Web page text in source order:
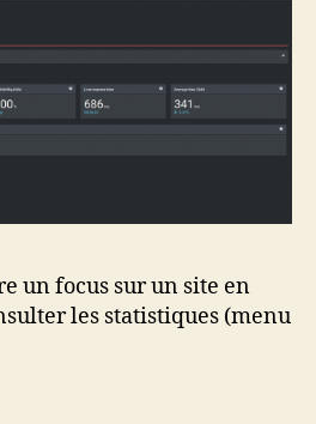
un focus sur un site en
les statistiques (menu